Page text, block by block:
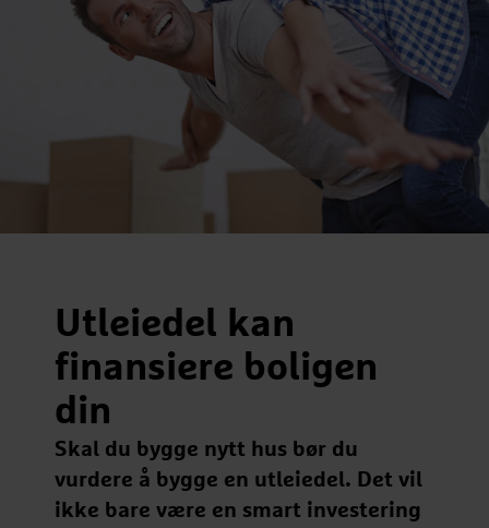
Utleiedel kan
finansiere boligen
din
Skal du bygge nytt hus bør du
vurdere å bygge en utleiedel. Det vil
ikke bare være en smart investering